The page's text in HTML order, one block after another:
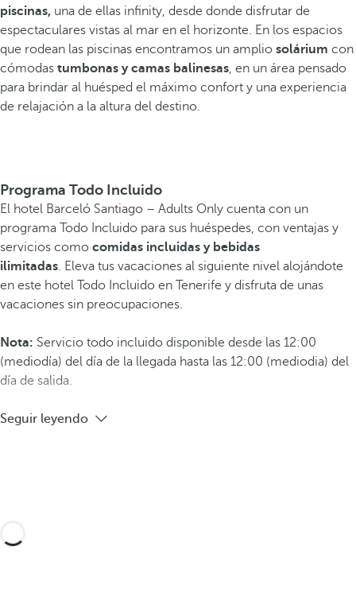
piscinas, una de ellas infinity, desde donde disfrutar de
espectaculares vistas al mar en el horizonte. En los espacios
que rodean las piscinas encontramos un amplio solárium con
cómodas tumbonas y camas balinesas , en un área pensado
para brindar al huésped el máximo confort y una experiencia
de relajación a la altura del destino.
Programa Todo Incluido
El hotel Barceló Santiago – Adults Only cuenta con un
programa Todo Incluido para sus huéspedes, con ventajas y
servicios como comidas incluidas y bebidas
ilimitadas . Eleva tus vacaciones al siguiente nivel alojándote
en este hotel Todo Incluido en Tenerife y disfruta de unas
vacaciones sin preocupaciones.
Nota: Servicio todo incluido disponible desde las 12:00
(mediodía) del día de la llegada hasta las 12:00 (mediodia) del
día de salida.
Seguir leyendo